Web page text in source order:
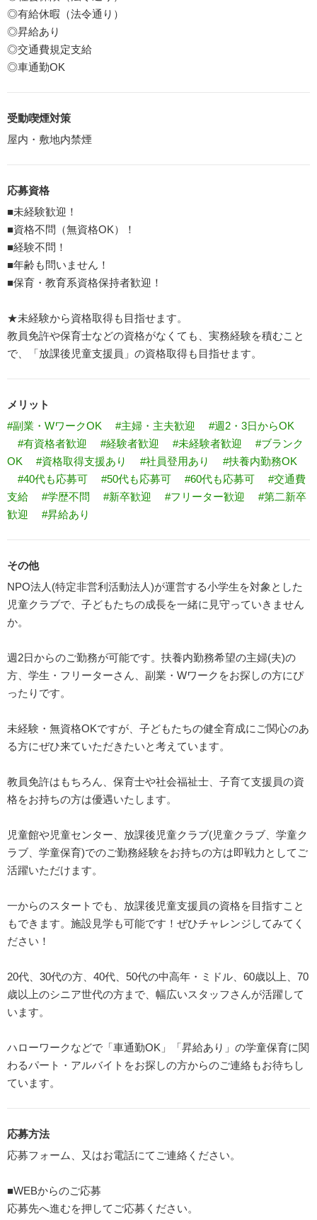
◎有給休暇（法令通り）
◎昇給あり
◎交通費規定支給
◎車通勤OK
受動喫煙対策
屋内・敷地内禁煙
応募資格
■未経験歓迎！
■資格不問（無資格OK）！
■経験不問！
■年齢も問いません！
■保育・教育系資格保持者歓迎！
★未経験から資格取得も目指せます。
教員免許や保育士などの資格がなくても、実務経験を積むこと
で、「放課後児童支援員」の資格取得も目指せます。
メリット
#副業・WワークOK
#主婦・主夫歓迎
#週2・3日からOK
#有資格者歓迎
#経験者歓迎 #未経験者歓迎
#ブランク
OK
#資格取得支援あり #社員登用あり
#扶養内勤務OK
#40代も応募可
#50代も応募可 #60代も応募可
#交通費
支給
#学歴不問 #新卒歓迎 #フリーター歓迎
#第二新卒
歓迎
#昇給あり
その他
NPO法人(特定非営利活動法人)が運営する小学生を対象とした
児童クラブで、子どもたちの成長を一緒に見守っていきません
か。
週2日からのご勤務が可能です。扶養内勤務希望の主婦(夫)の
方、学生・フリーターさん、副業・Wワークをお探しの方にぴ
ったりです。
未経験・無資格OKですが、子どもたちの健全育成にご関心のあ
る方にぜひ来ていただきたいと考えています。
教員免許はもちろん、保育士や社会福祉士、子育て支援員の資
格をお持ちの方は優遇いたします。
児童館や児童センター、放課後児童クラブ(児童クラブ、学童ク
ラブ、学童保育)でのご勤務経験をお持ちの方は即戦力としてご
活躍いただけます。
一からのスタートでも、放課後児童支援員の資格を目指すこと
もできます。施設見学も可能です！ぜひチャレンジしてみてく
ださい！
20代、30代の方、40代、50代の中高年・ミドル、60歳以上、70
歳以上のシニア世代の方まで、幅広いスタッフさんが活躍して
います。
ハローワークなどで「車通勤OK」「昇給あり」の学童保育に関
わるパート・アルバイトをお探しの方からのご連絡もお待ちし
ています。
応募方法
応募フォーム、又はお電話にてご連絡ください。
■WEBからのご応募
応募先へ進むを押してご応募ください。